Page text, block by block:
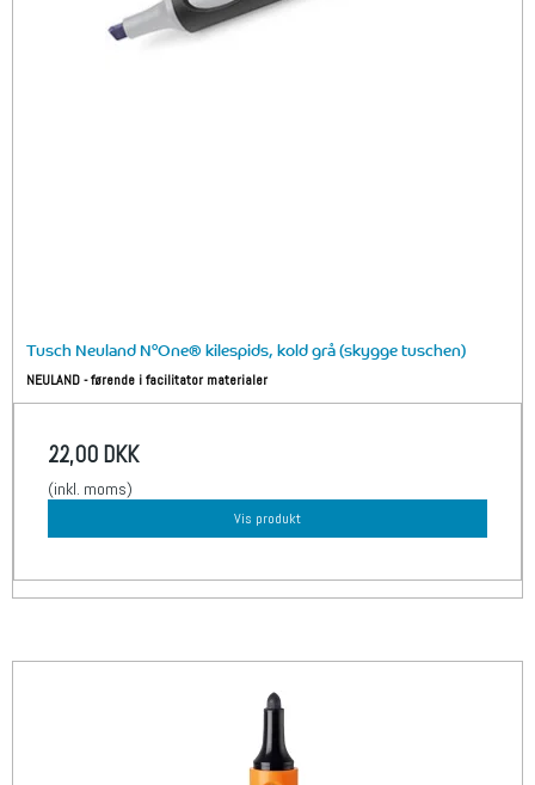
Tusch Neuland N°One® kilespids, kold grå (skygge tuschen)
NEULAND - førende i facilitator materialer
22,00 DKK
(inkl. moms)
Vis produkt